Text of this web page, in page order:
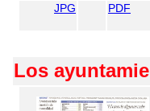
JPG PDF
Los